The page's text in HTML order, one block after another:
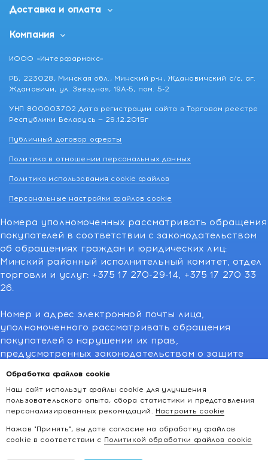
Обработка файлов cookie
Наш сайт использут файлы cookie для улучшения
пользовательского опыта, сбора статистики и представления
персонализированных рекомндаций. Настроить cookie
Нажав "Принять", вы дате согласие на обработку файлов
cookie в соответствии с Политикой обработки файлов cookie
Доставка и оплата
Компания
ИООО «Интерфармакс»
РБ, 223028, Минская обл., Минский р-н, Ждановичский с/с, аг.
Ждановичи, ул. Звездная, 19А-5, пом. 5-2
УНП 800003702 Дата регистрации сайта в Торговом реестре
Республики Беларусь — 29.12.2015г
Публичный договор оферты
Политика в отношении персональных данных
Политика использования cookie файлов
Персональные настройки файлов cookie
Номера уполномоченных рассматривать обращения
покупателей в соответствии с законодательством
об обращениях граждан и юридических лиц:
Минский районный исполнительный комитет, отдел
торговли и услуг: +375 17 270-29-14, +375 17 270 33
26.
Номер и адрес электронной почты лица,
уполномоченного рассматривать обращения
покупателей о нарушении их прав,
предусмотренных законодательством о защите
операторов), info@kakvapteke.by